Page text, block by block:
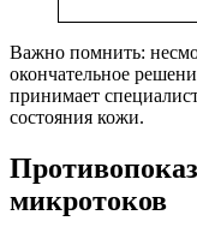
Важно помнить:
окончательное
принимает
состояния кожи.
микротоков